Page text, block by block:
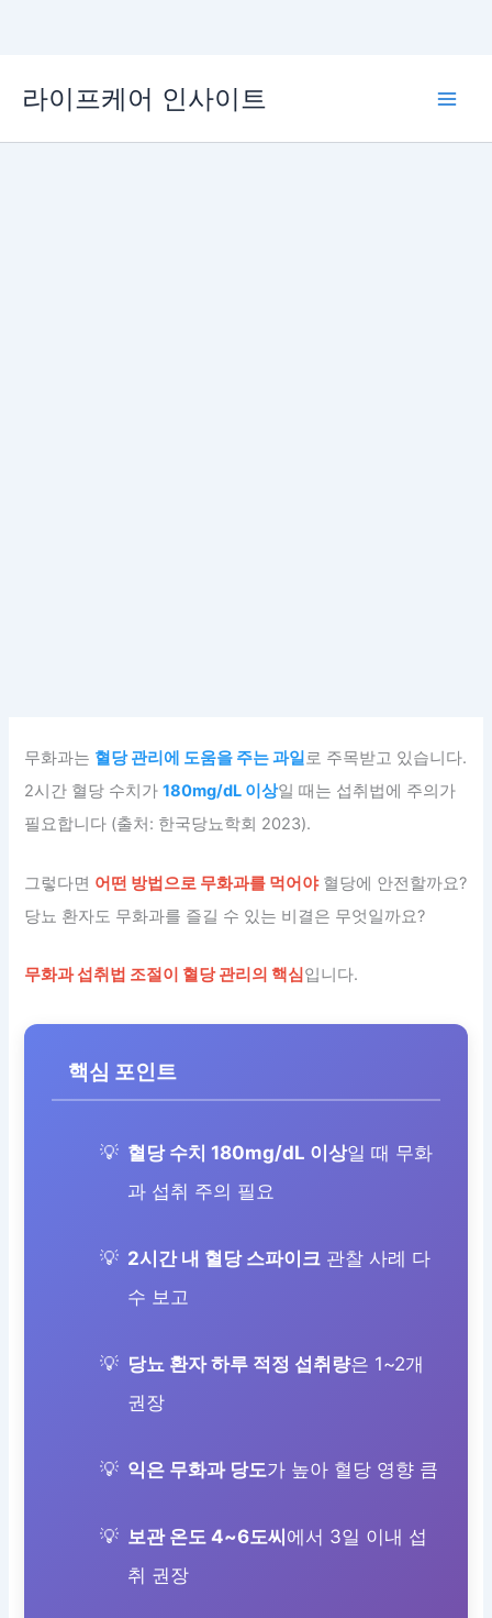
로
라이프케어 인사이트
무화과는 혈당 관리에 도움을 주는 과일로 주목받고 있습니다.
2시간 혈당 수치가180mg/dL 이상일 때는 섭취법에 주의가
필요합니다 (출처: 한국당뇨학회 2023).
그렇다면 어떤 방법으로 무화과를 먹어야혈당에 안전할까요?
당뇨 환자도 무화과를 즐길 수 있는 비결은 무엇일까요?
무화과 섭취법 조절이 혈당 관리의 핵심입니다.
핵심 포인트
혈당 수치 180mg/dL 이상일 때 무화
과 섭취 주의 필요
2시간 내 혈당 스파이크 관찰 사례 다
수 보고
당뇨 환자 하루 적정 섭취량은 1~2개
권장
익은 무화과 당도가 높아 혈당 영향 큼
보관 온도 4~6도씨에서 3일 이내 섭
취 권장